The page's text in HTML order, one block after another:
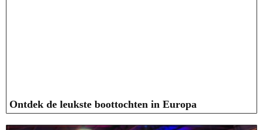
Ontdek de leukste boottochten in Europa